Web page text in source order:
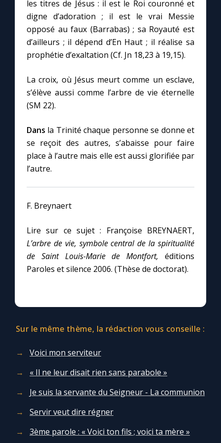
les titres de Jésus : il est le Roi couronné et
digne d’adoration ; il est le vrai Messie
opposé au faux (Barrabas) ; sa Royauté est
d’ailleurs ; il dépend d’En Haut ; il réalise sa
prophétie d’exaltation (Cf. Jn 18,23 à 19,15).
La croix, où Jésus meurt comme un esclave,
s’élève aussi comme l’arbre de vie éternelle
(SM 22).
Dans la Trinité chaque personne se donne et
se reçoit des autres, s’abaisse pour faire
place à l’autre mais elle est aussi glorifiée par
l’autre.
F. Breynaert
Lire sur ce sujet : Françoise BREYNAERT,
L’arbre de vie, symbole central de la spiritualité
de Saint Louis-Marie de Montfort, éditions
Paroles et silence 2006. (Thèse de doctorat).
Sur le même thème, la rédaction vous conseille :
Voici mon serviteur
« Il ne leur disait rien sans parabole »
Je suis la servante du Seigneur - La communion
Servir veut dire régner
3ème parole : « Voici ton fils ; voici ta mère »